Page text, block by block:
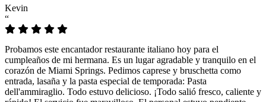
Kevin
“
Probamos este encantador restaurante italiano hoy para el
cumpleaños de mi hermana. Es un lugar agradable y tranquilo en el
corazón de Miami Springs. Pedimos caprese y bruschetta como
entrada, lasaña y la pasta especial de temporada: Pasta
dell'ammiraglio. Todo estuvo delicioso. ¡Todo salió fresco, caliente y